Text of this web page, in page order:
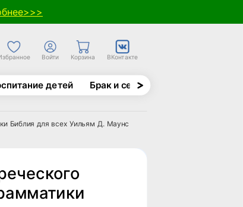
Войти Корзина ВКонтакте
детей Брак и семья
Библия для всех Уильям Д. Маунс